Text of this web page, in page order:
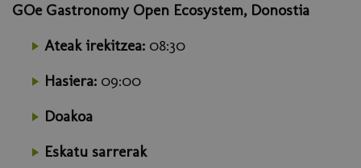
GOe Gastronomy Open Ecosystem, Donostia
Ateak irekitzea: 08:30
Hasiera: 09:00
Doakoa
Eskatu sarrerak